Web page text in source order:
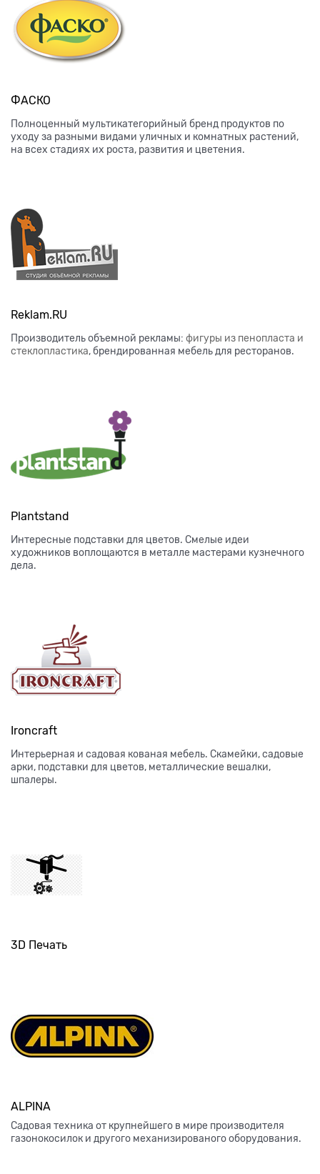
ФАСКО
Полноценный мультикатегорийный бренд продуктов по
уходу за разными видами уличных и комнатных растений,
на всех стадиях их роста, развития и цветения.
Reklam.RU
Производитель объемной рекламы:фигуры из пенопласта и
стеклопластика, брендированная мебель для ресторанов.
Plantstand
Интересные подставки для цветов. Смелые идеи
художников воплощаются в металле мастерами кузнечного
дела.
Ironcraft
Интерьерная и садовая кованая мебель. Скамейки, садовые
арки, подставки для цветов, металлические вешалки,
шпалеры.
3D Печать
ALPINA
Садовая техника от крупнейшего в мире производителя
газонокосилок и другого механизированого оборудования.